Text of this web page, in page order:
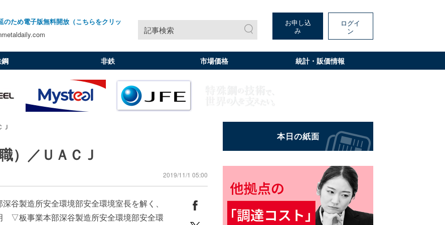
のため電子版無料開放（こちらをクリッ
記事検索
お申し込
み
ログイ
ン
非鉄 市場価格 統計・販価情報
）／ＵＡＣＪ
2019/11/1 05:00
製造所安全環境部安全環境室長を解く、
▽板事業本部深谷製造所安全環境部安全環